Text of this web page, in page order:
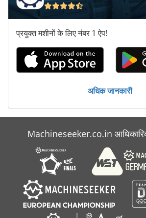
प्रयुक्त मशीनों के लिए नंबर 1 ऐप!
अधिक जानकारी
Machineseeker.co.in